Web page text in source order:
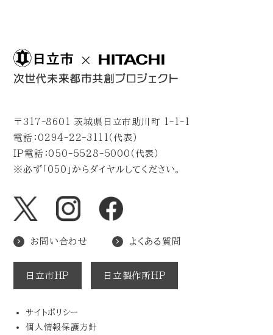
〒317-8601 茨城県日立市助川町 1-1-1
電話：0294-22-3111（代表）
IP電話：050-5528-5000（代表）
※必ず「050」からダイヤルしてください。
お問い合わせ よくある質問
日立市HP 日立製作所HP
サイトポリシー
個人情報保護方針